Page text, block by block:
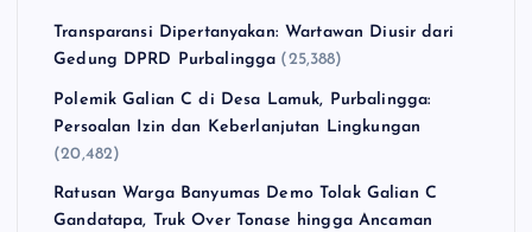
Transparansi Dipertanyakan: Wartawan Diusir dari
Gedung DPRD Purbalingga (25,388)
Polemik Galian C di Desa Lamuk, Purbalingga:
Persoalan Izin dan Keberlanjutan Lingkungan
(20,482)
Ratusan Warga Banyumas Demo Tolak Galian C
Gandatapa, Truk Over Tonase hingga Ancaman